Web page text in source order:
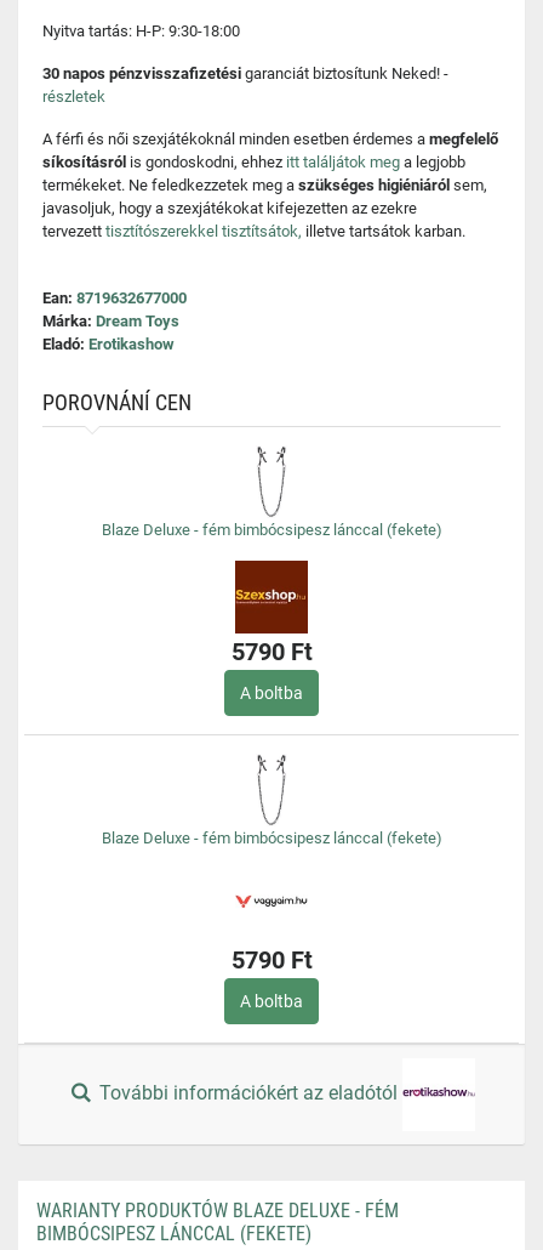
Nyitva tartás: H-P: 9:30-18:00
30 napos pénzvisszafizetési garanciát biztosítunk Neked! -
részletek
A férfi és női szexjátékoknál minden esetben érdemes a megfelelő
síkosításról is gondoskodni, ehhez itt találjátok meg a legjobb
termékeket. Ne feledkezzetek meg a szükséges higiéniáról sem,
javasoljuk, hogy a szexjátékokat kifejezetten az ezekre
tervezett tisztítószerekkel tisztítsátok, illetve tartsátok karban.
Ean: 8719632677000
Márka: Dream Toys
Eladó: Erotikashow
POROVNÁNÍ CEN
Blaze Deluxe - fém bimbócsipesz lánccal (fekete)
5790 Ft
A boltba
Blaze Deluxe - fém bimbócsipesz lánccal (fekete)
5790 Ft
A boltba
További információkért az eladótól
WARIANTY PRODUKTÓW BLAZE DELUXE - FÉM
BIMBÓCSIPESZ LÁNCCAL (FEKETE)